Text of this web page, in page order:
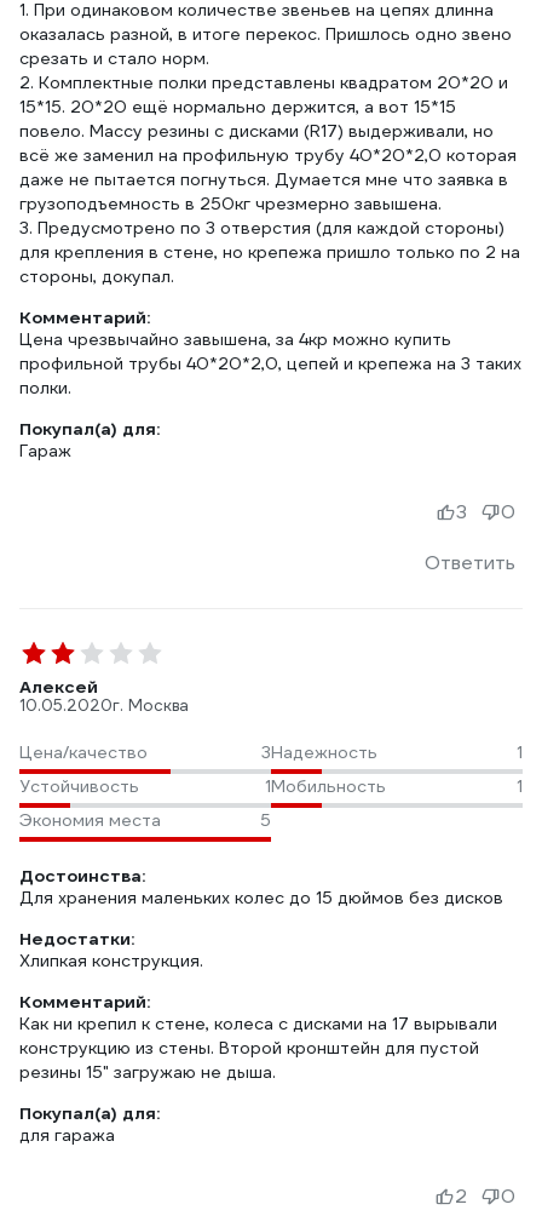
1. При одинаковом количестве звеньев на цепях длинна
оказалась разной, в итоге перекос. Пришлось одно звено
срезать и стало норм.
2. Комплектные полки представлены квадратом 20*20 и
15*15. 20*20 ещё нормально держится, а вот 15*15
повело. Массу резины с дисками (R17) выдерживали, но
всё же заменил на профильную трубу 40*20*2,0 которая
даже не пытается погнуться. Думается мне что заявка в
грузоподъемность в 250кг чрезмерно завышена.
3. Предусмотрено по 3 отверстия (для каждой стороны)
для крепления в стене, но крепежа пришло только по 2 на
стороны, докупал.
Комментарий:
Цена чрезвычайно завышена, за 4кр можно купить
профильной трубы 40*20*2,0, цепей и крепежа на 3 таких
полки.
Покупал(а) для:
Гараж
Ответить
3 0
Алексей
10.05.2020г. Москва
Цена/качество 3Надежность
1
Устойчивость
1Мобильность
1
Экономия места
5
Достоинства:
Для хранения маленьких колес до 15 дюймов без дисков
Недостатки:
Хлипкая конструкция.
Комментарий:
Как ни крепил к стене, колеса с дисками на 17 вырывали
конструкцию из стены. Второй кронштейн для пустой
резины 15" загружаю не дыша.
Покупал(а) для:
для гаража
2 0